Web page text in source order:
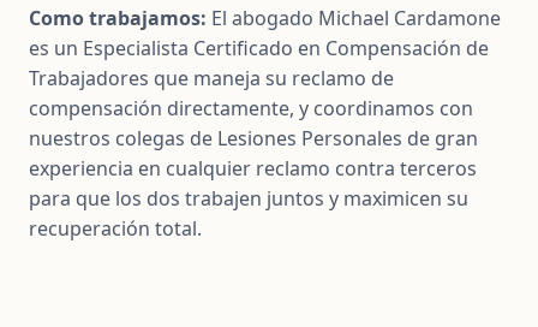
Como trabajamos: El abogado Michael Cardamone
es un Especialista Certificado en Compensación de
Trabajadores que maneja su reclamo de
compensación directamente, y coordinamos con
nuestros colegas de Lesiones Personales de gran
experiencia en cualquier reclamo contra terceros
para que los dos trabajen juntos y maximicen su
recuperación total.